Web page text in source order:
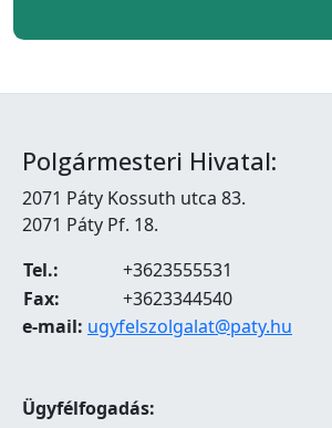
Polgármesteri Hivatal:
2071 Páty Kossuth utca 83.
2071 Páty Pf. 18.
Tel.:
+3623555531
Fax:
+3623344540
e-mail: ugyfelszolgalat@paty.hu
Ügyfélfogadás: